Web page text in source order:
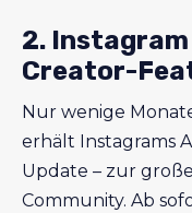
2.
Creator-
Nur wenige
erhält Instagrams
Update – zur
Community. Ab